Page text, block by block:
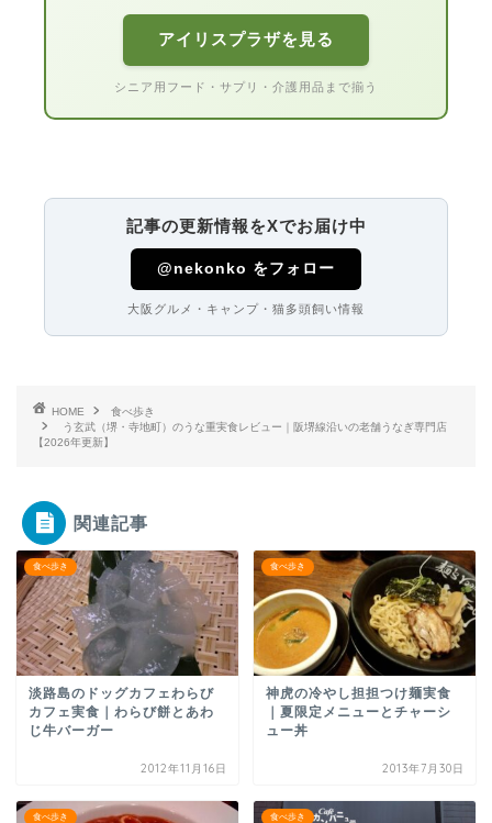
アイリスプラザを見る
シニア用フード・サプリ・介護用品まで揃う
記事の更新情報をXでお届け中
@nekonko をフォロー
大阪グルメ・キャンプ・猫多頭飼い情報
HOME
食べ歩き
う玄武（堺・寺地町）のうな重実食レビュー｜阪堺線沿いの老舗うなぎ専門店
【2026年更新】
関連記事
食べ歩き
淡路島のドッグカフェわらび
カフェ実食｜わらび餅とあわ
じ牛バーガー
2012年11月16日
食べ歩き
神虎の冷やし担担つけ麺実食
｜夏限定メニューとチャーシ
ュー丼
2013年7月30日
食べ歩き 食べ歩き